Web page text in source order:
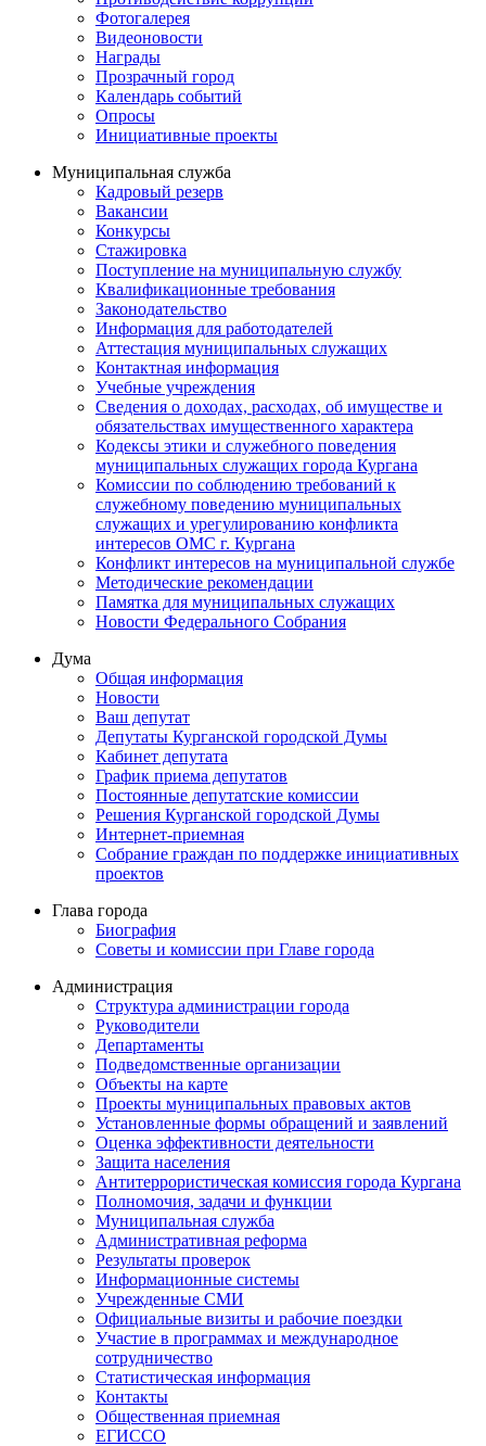
Фотогалерея
Видеоновости
Награды
Прозрачный город
Календарь событий
Опросы
Инициативные проекты
Муниципальная служба
Кадровый резерв
Вакансии
Конкурсы
Стажировка
Поступление на муниципальную службу
Квалификационные требования
Законодательство
Информация для работодателей
Аттестация муниципальных служащих
Контактная информация
Учебные учреждения
Сведения о доходах, расходах, об имуществе и
обязательствах имущественного характера
Кодексы этики и служебного поведения
муниципальных служащих города Кургана
Комиссии по соблюдению требований к
служебному поведению муниципальных
служащих и урегулированию конфликта
интересов ОМС г. Кургана
Конфликт интересов на муниципальной службе
Методические рекомендации
Памятка для муниципальных служащих
Новости Федерального Cобрания
Дума
Общая информация
Новости
Ваш депутат
Депутаты Курганской городской Думы
Кабинет депутата
График приема депутатов
Постоянные депутатские комиссии
Решения Курганской городской Думы
Интернет-приемная
Собрание граждан по поддержке инициативных
проектов
Глава города
Биография
Советы и комиссии при Главе города
Администрация
Структура администрации города
Руководители
Департаменты
Подведомственные организации
Объекты на карте
Проекты муниципальных правовых актов
Установленные формы обращений и заявлений
Оценка эффективности деятельности
Защита населения
Антитеррористическая комиссия города Кургана
Полномочия, задачи и функции
Муниципальная служба
Административная реформа
Результаты проверок
Информационные системы
Учрежденные СМИ
Официальные визиты и рабочие поездки
Участие в программах и международное
сотрудничество
Статистическая информация
Контакты
Общественная приемная
ЕГИССО